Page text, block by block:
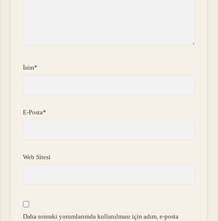
İsim*
E-Posta*
Web Sitesi
Daha sonraki yorumlarımda kullanılması için adım, e-posta